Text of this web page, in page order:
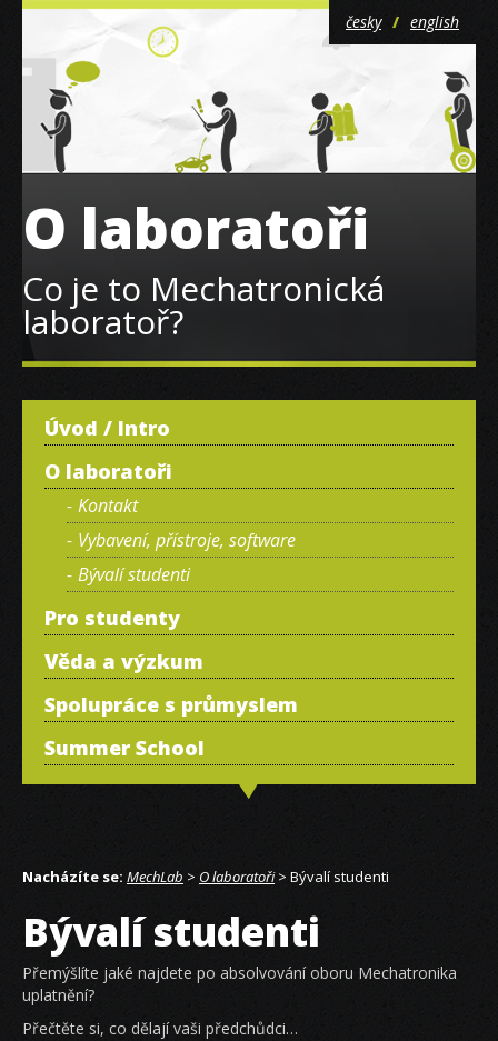
česky english
O laboratoři
Co je to Mechatronická
laboratoř?
Úvod / Intro
O laboratoři
Kontakt
Vybavení, přístroje, software
Bývalí studenti
Pro studenty
Věda a výzkum
Spolupráce s průmyslem
Summer School
Nacházíte se: MechLab > O laboratoři> Bývalí studenti
Bývalí studenti
Přemýšlíte jaké najdete po absolvování oboru Mechatronika
uplatnění?
Přečtěte si, co dělají vaši předchůdci…